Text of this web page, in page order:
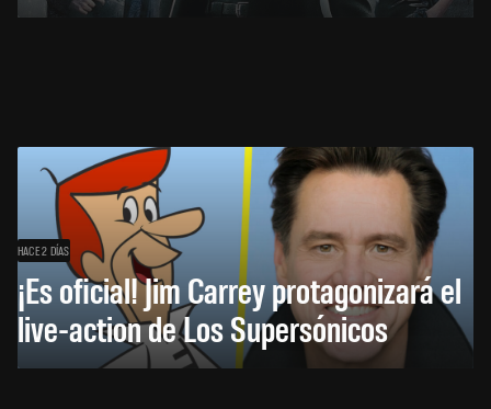
HACE 2 DÍAS
¡Es oficial! Jim Carrey protagonizará el
live-action de Los Supersónicos